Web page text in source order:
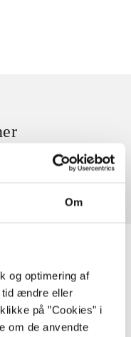
Om
og optimering af
tid ændre eller
på ”Cookies” i
om de anvendte
udgivelser